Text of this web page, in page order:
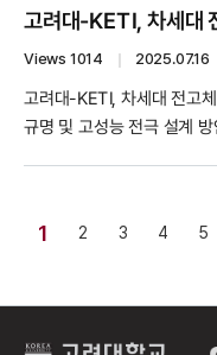
포스터에 소개된 것처럼 고
KARI 강영석 박사님, 연세
Views 1014 ｜ 2025.07.16
고려대-KETI, 차세대 전고
규명 및 고성능 전극 설계
배터리 양극 내 기계적 수
1 2 3 4 5